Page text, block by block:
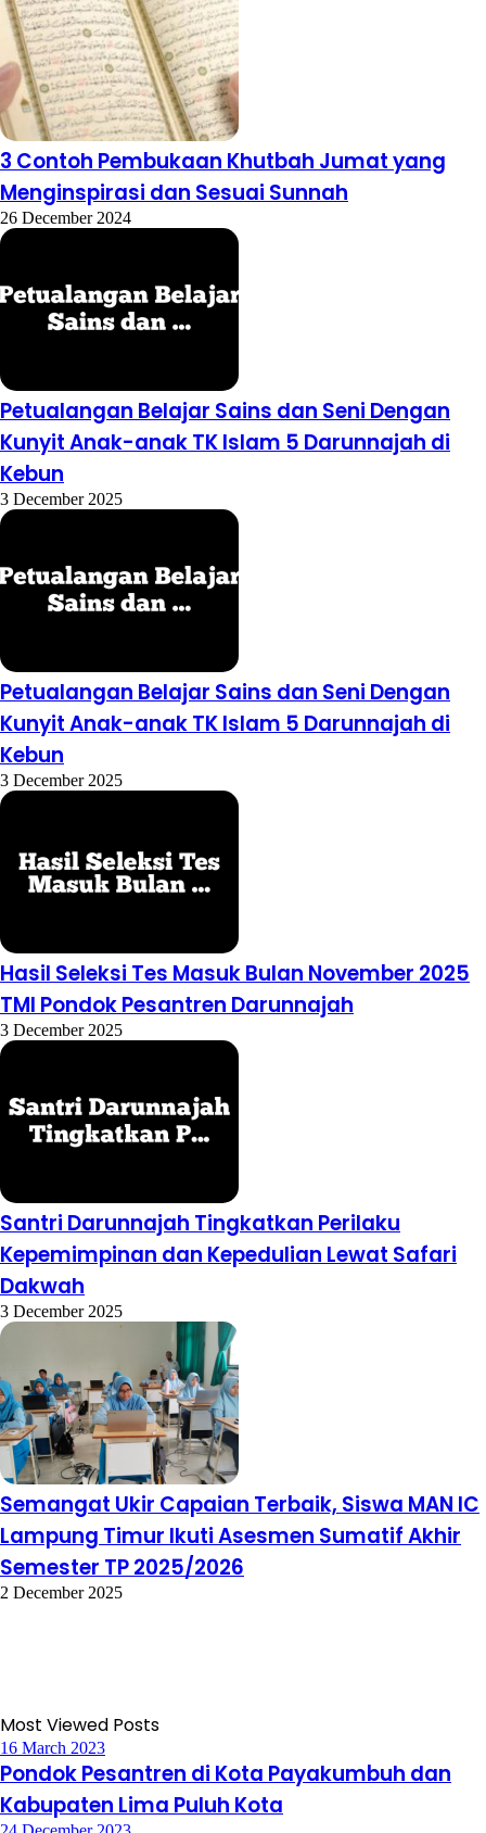
3 Contoh Pembukaan Khutbah Jumat yang
Menginspirasi dan Sesuai Sunnah
26 December 2024
Petualangan Belajar Sains dan Seni Dengan
Kunyit Anak-anak TK Islam 5 Darunnajah di
Kebun
3 December 2025
Petualangan Belajar Sains dan Seni Dengan
Kunyit Anak-anak TK Islam 5 Darunnajah di
Kebun
3 December 2025
Hasil Seleksi Tes Masuk Bulan November 2025
TMI Pondok Pesantren Darunnajah
3 December 2025
Santri Darunnajah Tingkatkan Perilaku
Kepemimpinan dan Kepedulian Lewat Safari
Dakwah
3 December 2025
Semangat Ukir Capaian Terbaik, Siswa MAN IC
Lampung Timur Ikuti Asesmen Sumatif Akhir
Semester TP 2025/2026
2 December 2025
Most Viewed Posts
16 March 2023
Pondok Pesantren di Kota Payakumbuh dan
Kabupaten Lima Puluh Kota